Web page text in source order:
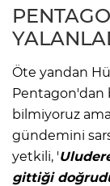
Öte yandan
Pentagon'dan
bilmiyoruz
gündemini
yetkili, '
gittiği